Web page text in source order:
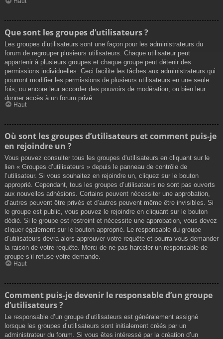
Que sont les groupes d’utilisateurs ?
Les groupes d’utilisateurs sont une façon pour les administrateurs du
forum de regrouper plusieurs utilisateurs. Chaque utilisateur peut
appartenir à plusieurs groupes et chaque groupe peut détenir des
permissions individuelles. Ceci facilite les tâches aux administrateurs qui
pourront modifier les permissions de plusieurs utilisateurs en une seule
fois, ou encore leur accorder des pouvoirs de modération, ou bien leur
donner accès à un forum privé.
Haut
Où sont les groupes d’utilisateurs et comment puis-je
en rejoindre un ?
Vous pouvez consulter tous les groupes d’utilisateurs en cliquant sur le
lien « Groupes d’utilisateurs » depuis le panneau de contrôle de
l’utilisateur. Si vous souhaitez en rejoindre un, cliquez sur le bouton
approprié. Cependant, tous les groupes d’utilisateurs ne sont pas ouverts
aux nouvelles adhésions. Certains peuvent nécessiter une approbation,
d’autres peuvent être privés et d’autres peuvent même être invisibles. Si
le groupe est public, vous pouvez le rejoindre en cliquant sur le bouton
dédié. Si le groupe est restreint et nécessite une approbation, vous devez
cliquer également sur le bouton approprié. Le responsable du groupe
d’utilisateurs devra alors approuver votre requête et pourra vous demander
la raison de votre requête. Merci de ne pas harceler un responsable de
groupe s’il refuse votre demande.
Haut
Comment puis-je devenir le responsable d’un groupe
d’utilisateurs ?
Le responsable d’un groupe d’utilisateurs est généralement assigné
lorsque les groupes d’utilisateurs sont initialement créés par un
administrateur du forum. Si vous êtes intéressé par la création d’un